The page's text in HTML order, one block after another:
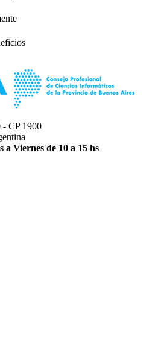
- CP 1900
a Viernes de 10 a 15 hs